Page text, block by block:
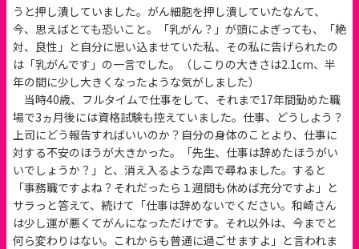
うと押し潰していました。がん細胞を押し潰していたなんて、
今、思えばとても恐いこと。「乳がん？」が頭によぎっても、「絶
対、良性」と自分に思い込ませていた私、その私に告げられたの
は「乳がんです」の一言でした。（しこりの大きさは2.1cm、半
年の間に少し大きくなったような気がしました）
当時40歳、フルタイムで仕事をして、それまで17年間勤めた職
場で3ヵ月後には資格試験も控えていました。仕事、どうしよう？
上司にどう報告すればいいのか？自分の身体のことより、仕事に
対する不安のほうが大きかった。「先生、仕事は辞めたほうがい
いでしょうか？」と、消え入るような声で尋ねました。すると
「事務職ですよね？それだったら１週間も休めば充分ですよ」と
サラっと答えて、続けて「仕事は辞めないでください。和崎さん
は少し運が悪くてがんになっただけです。それ以外は、今までと
何ら変わりはない。これからも普通に過ごせますよ」と言われま